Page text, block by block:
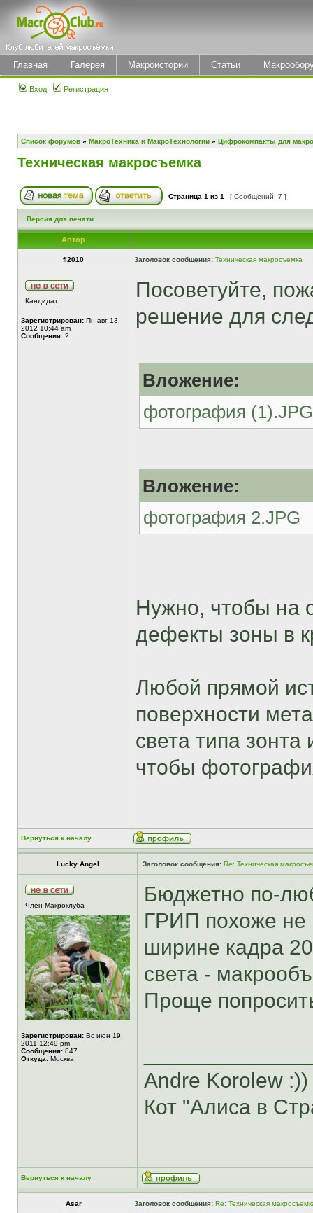
Главная Галерея Макроистории Статьи
Вход Регистрация
Список форумов » МакроТехника и МакроТехнологии » Цифрокомпакты для
Техническая макросъемка
Страница 1 из 1 [ Сообщений: 7 ]
Версия для печати
Автор
fl2010 Заголовок сообщения: Техническая макросъемка
Кандидат
Зарегистрирован: Пн авг 13,
2012 10:44 am
Сообщения: 2
Посоветуйте,
решение для
Вложение:
фотография (1).JPG
Вложение:
фотография 2.JPG
Нужно, чтобы на
дефекты зоны в
Любой прямой
поверхности
света типа
чтобы
Вернуться к началу
Lucky Angel Заголовок сообщения: Re: Техническая
Член Макроклуба
Зарегистрирован: Вс июн 19,
2011 12:49 pm
Сообщения: 847
Откуда: Москва
Бюджетно по-
ГРИП похоже не
ширине кадра
света -
Проще
Andre Korolew
Кот "Алиса в
Вернуться к началу
Asar Заголовок сообщения: Re: Техническая